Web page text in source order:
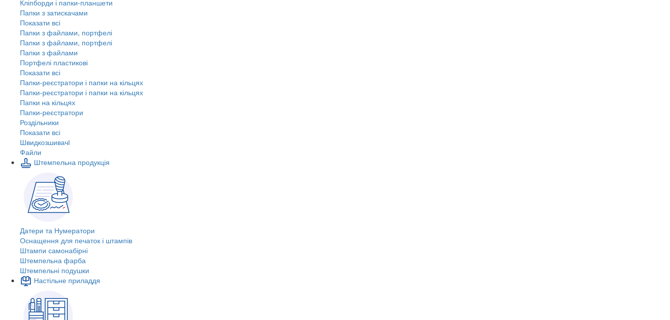
Кліпборди і папки-планшети
Папки з затискачами
Показати всі
Папки з файлами, портфелі
Папки з файлами, портфелі
Папки з файлами
Портфелі пластикові
Показати всі
Папки-реєстратори і папки на кільцях
Папки-реєстратори і папки на кільцях
Папки на кільцях
Папки-реєстратори
Роздільники
Показати всі
Швидкозшивачi
Файли
Штемпельна продукція
Датери та Нумератори
Оснащення для печаток і штампів
Штампи самонабірні
Штемпельна фарба
Штемпельні подушки
Настільне приладдя